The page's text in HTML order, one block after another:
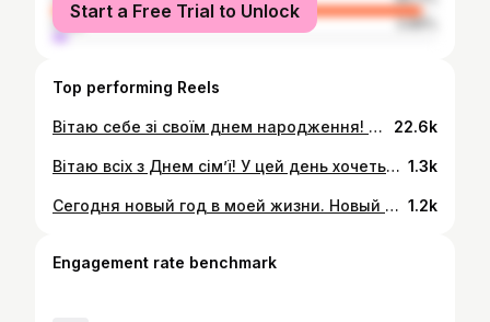
male
3.89%
Start a Free Trial to Unlock
Top performing Reels
Вітаю себе зі своїм днем народження! 🎉 Це особливий час, коли я отримую привітання і побажання від близьких. Немає нічого кращого, ніж почути щирі слова, що надихають. Оглядаючись назад, я розумію, що попереду ще багато цікавого, навіть у такі сумбурні часи. Тому бажаю собі бути кращою версією себе, ніколи не зупинятись і кайфувати від усього, що я роблю! 💫 22.6k
Вітаю всіх з Днем сім’ї! У цей день хочеться побажати вам миру, здоров’я, і безмежної радості в колі найрідніших. Нехай ваша сім’я буде міцною, як стіна, і тепла, як домашній вогник. Не забувайте що час який проведений з близькими він безцінний. Нехай кожен день буде наповнений любов’ю, розумінням та гармонією. Мирного неба над головою та благополуччя вашим оселям! 👨‍👩‍👧‍👦 Ваш доктор Анна 💙 Дякую за світлини чарівній @zheliba__ 🫶 1.3k
Сегодня новый год в моей жизни. Новый отсчет. Вы знаете я благодарна в первую очередь за жизнь моим родителям. Благодарна моим учителям. Особенно благодарна Вам мои дорогие пациентки, без вас меня не могло бы быть как доктора. Благодарна за то что вы выбираете меня, доверяете свое здоровье и здоровье будущих малышей. Да я не идеальный доктор, бывают у меня и врачебные ошибки и оплошности, но я же человек и не могу все знать. Но я стараюсь быть вам полезной и оправдывать ваши запросы. Помогать Вам спланировать долгожданную беременность, сохранить женскую молодость. И это у меня выходит только потому что вы в меня верите. Сегодня мне 35, я даже не могла представить что так быстро летит время. Сегодня я с самым близким человеком отмечаю новый год моей жизни. Оглядываясь назад я не жалею ни о чем, и не хочу поменять совершенно ничего. Но смотря вперед мне хочеться быть вам полезной, оправдать ваши ожидания и достигнуть с вами цели которые вы ставите. Одно желаю себе честно, хоть чуток меньше работать ибо я сына вижу редко, но я очень люблю работу)) Тогда ставлю цель себе глобальную на 5 лет. А вот что придумала думаю скоро вам сообщу))) Еще раз спасибо что вы есть у меня мои девочки без вас я бы не была тем кем я есть))) А я пошла праздновать свой юбилей. И перезагружаться,а то можно сгореть на работе... С уважением ваш Доктор Анна 1.2k
Engagement rate benchmark